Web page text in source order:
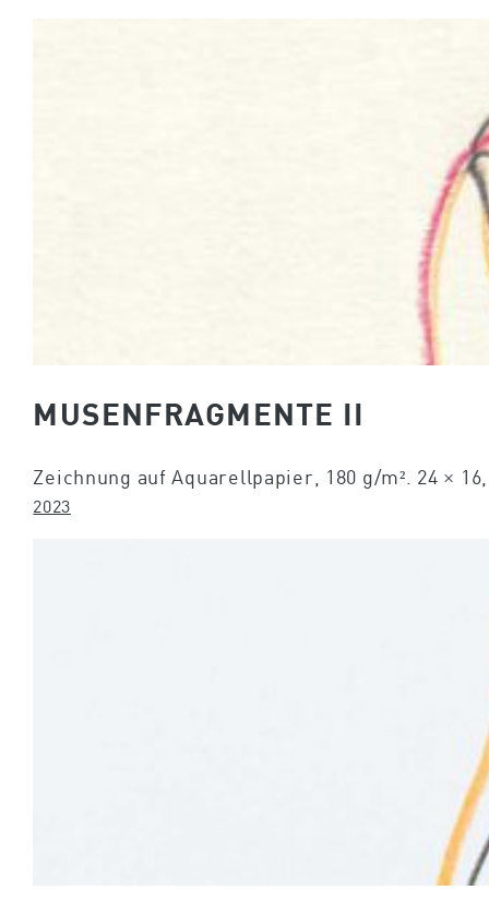
MUSENFRAGMENTE II
Zeichnung auf Aquarellpapier, 180 g/m². 24 ×
2023